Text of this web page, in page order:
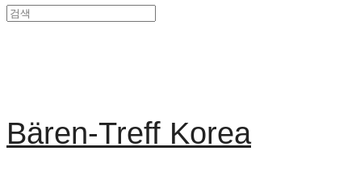
Bären-Treff Korea